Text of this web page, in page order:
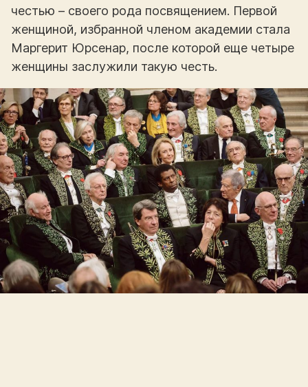
честью – своего рода посвящением. Первой
женщиной, избранной членом академии стала
Маргерит Юрсенар, после которой еще четыре
женщины заслужили такую честь.